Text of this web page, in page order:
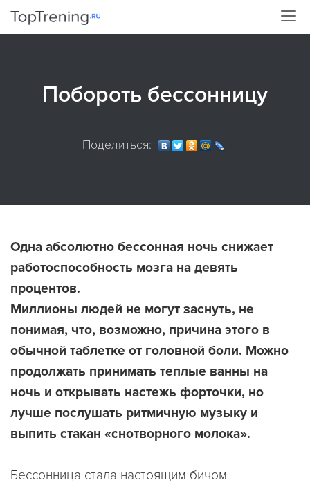
Побороть бессонницу
Поделиться:
Одна абсолютно бессонная ночь снижает
работоспособность мозга на девять
процентов.
Миллионы людей не могут заснуть, не
понимая, что, возможно, причина этого в
обычной таблетке от головной боли. Можно
продолжать принимать теплые ванны на
ночь и открывать настежь форточки, но
лучше послушать ритмичную музыку и
выпить стакан «снотворного молока».
Бессонница стала настоящим бичом